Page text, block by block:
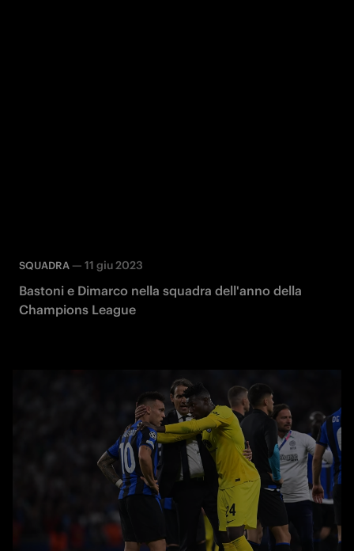
SQUADRA — 11 giu 2023
Bastoni e Dimarco nella squadra dell'anno della
Champions League